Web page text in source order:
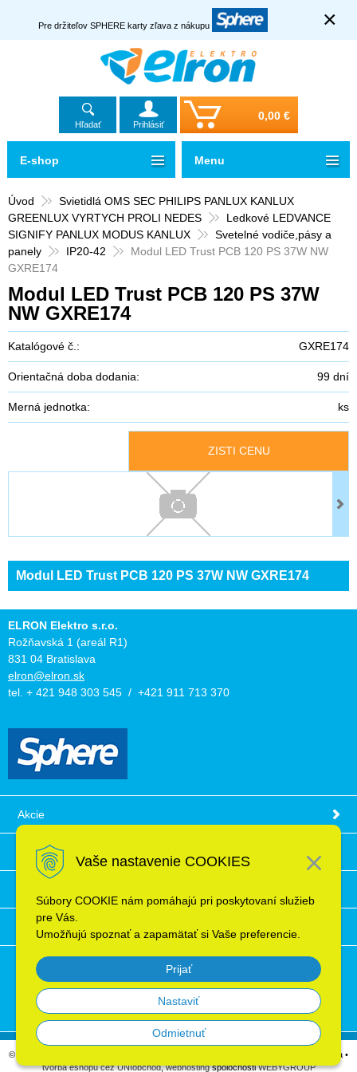
Vaše nastavenie COOKIES
Súbory COOKIE nám pomáhajú pri poskytovaní služieb
pre Vás.
Umožňujú spoznať a zapamätať si Vaše preferencie.
Prijať
Nastaviť
Odmietnuť
Pre držiteľov SPHERE karty zľava z nákupu ×
Hľadať Prihlásiť
0,00 €
Úvod
Svietidlá OMS SEC PHILIPS PANLUX KANLUX
GREENLUX VYRTYCH PROLI NEDES
Ledkové LEDVANCE
SIGNIFY PANLUX MODUS KANLUX
Svetelné vodiče,pásy a
panely
IP20-42
Modul LED Trust PCB 120 PS 37W NW
GXRE174
Modul LED Trust PCB 120 PS 37W
NW GXRE174
Katalógové č.: GXRE174
Orientačná doba dodania: 99 dní
Merná jednotka: ks
ZISTI CENU
Modul LED Trust PCB 120 PS 37W NW GXRE174
E-shop Menu
ELRON Elektro s.r.o.
Rožňavská 1 (areál R1)
831 04 Bratislava
elron@elron.sk
tel. + 421 948 303 545 / +421 911 713 370
Akcie
Obchodné podmienky
Ochrana osobných údajov
© 2026 Elektroinštalačný materiál, káble, vodiče, supermarket ELRON s.r.o. Bratislava •
tvorba eshopu cez UNIobchod,webhostingspoločnostiWEBYGROUP